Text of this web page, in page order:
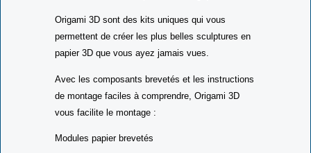
Origami 3D sont des kits uniques qui vous
permettent de créer les plus belles sculptures en
papier 3D que vous ayez jamais vues.
Avec les composants brevetés et les instructions
de montage faciles à comprendre, Origami 3D
vous facilite le montage :
Modules papier brevetés